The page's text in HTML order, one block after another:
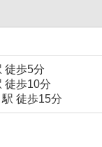
徒歩5分
徒歩10分
駅 徒歩15分